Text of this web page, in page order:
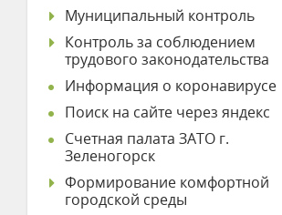
Муниципальный контроль
Контроль за соблюдением
трудового законодательства
Информация о коронавирусе
Поиск на сайте через яндекс
Счетная палата ЗАТО г.
Зеленогорск
Формирование комфортной
городской среды